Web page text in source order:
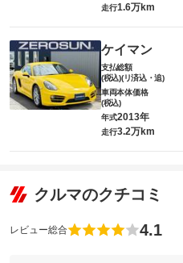
走行1.6万km
ケイマン
支払総額
(税込)(リ済込・追)
車両本体価格
(税込)
年式2013年
走行3.2万km
クルマのクチコミ
レビュー総合 4.1